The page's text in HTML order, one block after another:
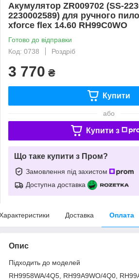
Акумулятор ZR009702 (SS-
2230002589) для ручного
xforce flex 14.60 RH99C0WO
Готово до відправки
Код: 0738
Роздріб
3 770 ₴
Купити
або
Купити з
Що таке купити з Пром?
Замовлення під захистом
Доступна доставка
Доставка Оплата
Опис
Підходить до моделей
RH9958WA/4Q5, RH99A9WO/4Q0,